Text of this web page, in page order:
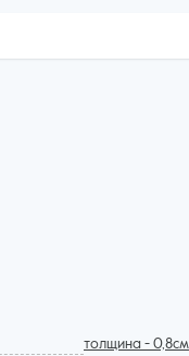
толщина - 0,8см